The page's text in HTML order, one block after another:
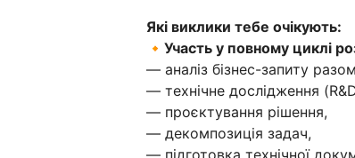
Які виклики тебе очікують:
🔸 Участь у повному циклі
— аналіз бізнес-запиту
— технічне дослідження
— проєктування рішення,
— декомпозиція задач,
— підготовка технічної